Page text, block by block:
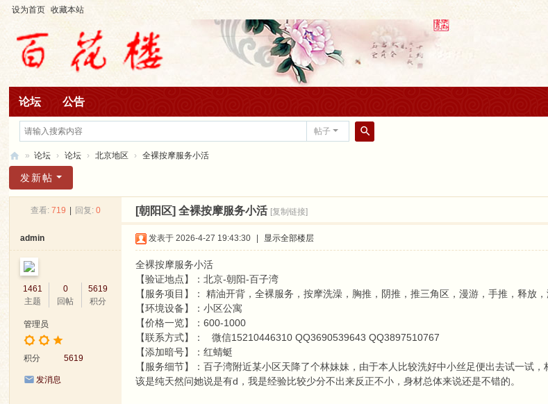
设为首页 收藏本站
论坛 公告
帖子
花
» 论坛 › 论坛 › 北京地区 › 全裸按摩服务小活
发新帖
查看: 719 回复: 0 [朝阳区]全裸按摩服务小活 [复制链接]
admin
1461
主题
0
回帖
5619
积分
管理员
积分 5619
发消息
发表于 2026-4-27 19:43:30 显示全部楼层
全裸按摩服务小活
【验证地点】：北京-朝阳-百子湾
【服务项目】： 精油开背，全裸服务，按摩洗澡，胸推，阴推，推三角区，漫游，手推，释放
【环境设备】：小区公寓
【价格一览】：600-1000
【联系方式】： 微信15210446310 QQ3690539643 QQ3897510767
【添加暗号】：红蜻蜓
【服务细节】：百子湾附近某小区天降了个林妹妹，由于本人比较洗好中小丝足便出去试一
该是纯天然问她说是有d，我是经验比较少分不出来反正不小，身材总体来说还是不错的。